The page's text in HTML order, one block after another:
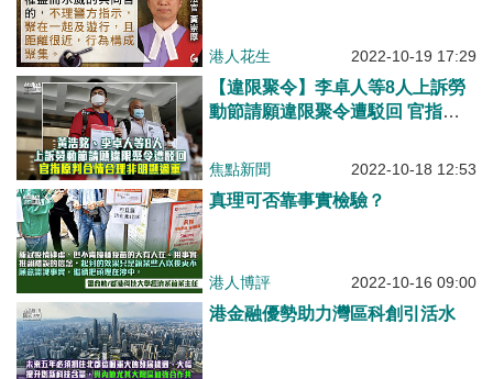
港人花生 2022-10-19 17:29
【違限聚令】李卓人等8人上訴勞
動節請願違限聚令遭駁回 官指原
焦點新聞 2022-10-18 12:53
真理可否靠事實檢驗？
港人博評 2022-10-16 09:00
港金融優勢助力灣區科創引活水